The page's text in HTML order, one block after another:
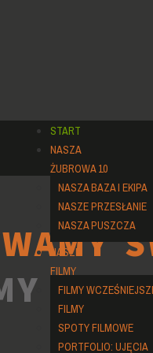
START
NASZA
ŻUBROWA 10
NASZA BAZA I EKIPA
NASZE PRZESŁANIE
NASZA PUSZCZA
NASZE
FILMY
FILMY
FILMY
SPOTY FILMOWE
PORTFOLIO: UJĘCIA